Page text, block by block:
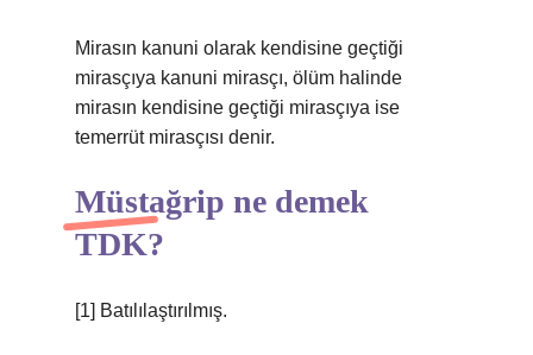
Mirasın kanuni olarak kendisine geçtiği
mirasçıya kanuni mirasçı, ölüm halinde
mirasın kendisine geçtiği mirasçıya ise
temerrüt mirasçısı denir.
Müstağrip ne demek
TDK?
[1] Batılılaştırılmış.